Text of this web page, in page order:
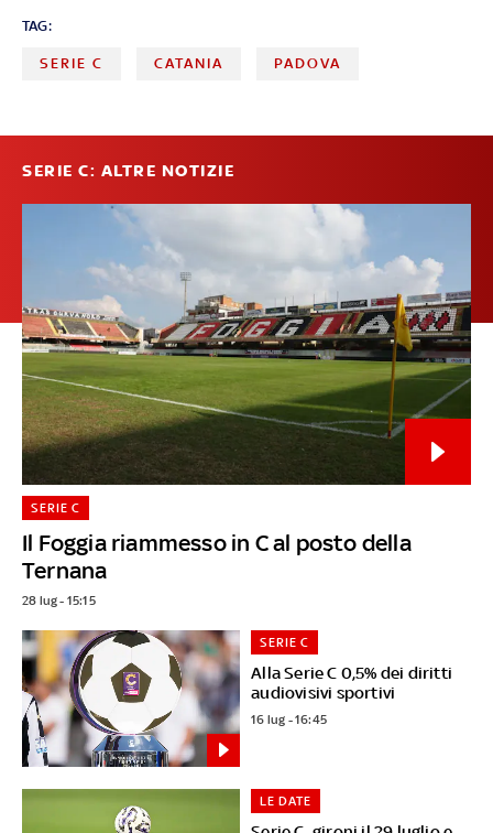
TAG:
SERIE C CATANIA PADOVA
SERIE C: ALTRE NOTIZIE
Il Foggia riammesso in C al posto della
Ternana
SERIE C
28 lug - 15:15
Alla Serie C 0,5% dei diritti
audiovisivi sportivi
SERIE C
16 lug - 16:45
LE DATE